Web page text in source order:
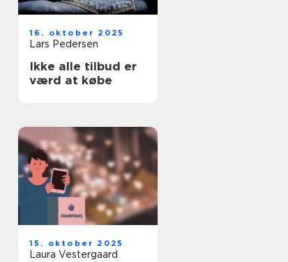
16. oktober 2025
Lars Pedersen
Ikke alle tilbud er
værd at købe
15. oktober 2025
Laura Vestergaard